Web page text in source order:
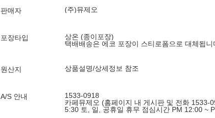
판매자 (주)뮤제오
포장타입
상온 (종이포장)
택배배송은 에코 포장이 스티로폼으로 대체됩니
원산지 상품설명/상세정보 참조
A/S 안내
1533-0918
카페뮤제오 (홈페이지 내 게시판 및 전화 1533-
5:30 토, 일, 공휴일 휴무 점심시간 PM 12:00 ~